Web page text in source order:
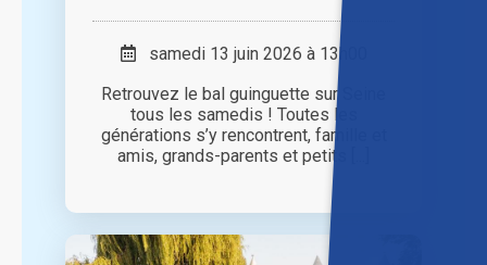
samedi 13 juin 2026 à 13h00
Retrouvez le bal guinguette sur Seine
tous les samedis ! Toutes les
générations s’y rencontrent, famille et
amis, grands-parents et petits [...]